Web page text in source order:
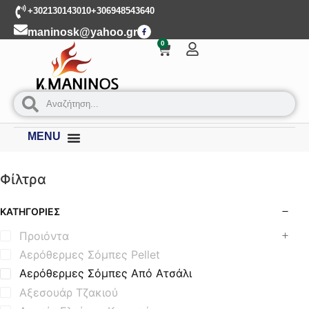
+302130143010+306948543640
maninosk@yahoo.gr
0
MENU
Φίλτρα
ΚΑΤΗΓΟΡΊΕΣ
Προιόντα
Αερόθερμες Σόμπες Pellet
Αερόθερμες Σόμπες Από Ατσάλι
Αξεσουάρ Τζακιού